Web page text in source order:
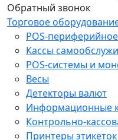
Обратный звонок
Торговое
POS-
Кассы
POS-системы и
Весы
Детекторы валют
Информационные
Контрольно-
Принтеры этикеток